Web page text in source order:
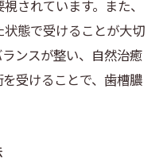
されています。また、
態で受けることが大切
ンスが整い、自然治癒
受けることで、歯槽膿